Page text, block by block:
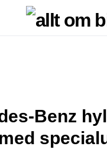
Benz